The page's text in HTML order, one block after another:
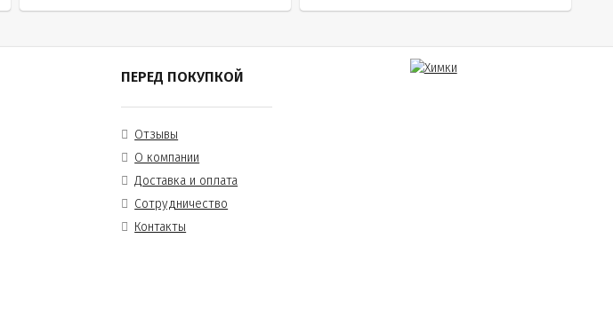
ПЕРЕД ПОКУПКОЙ
Отзывы
О компании
Доставка и оплата
Сотрудничество
Контакты